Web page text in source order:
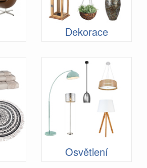
Dekorace
Osvětlení